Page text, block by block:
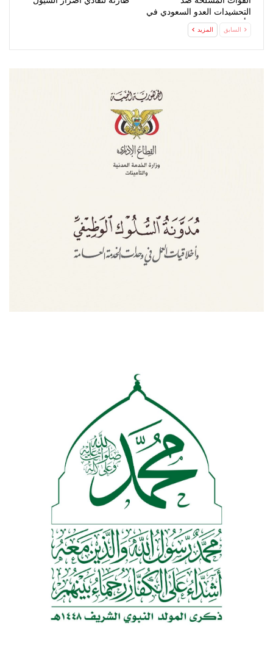
التحشيدات العدو السعودي في
مأرب وحضرموت
السابق المزيد